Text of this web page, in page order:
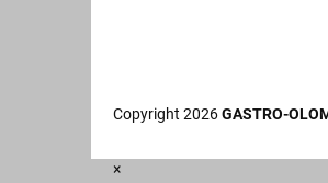
Copyright 2026GASTRO-
×